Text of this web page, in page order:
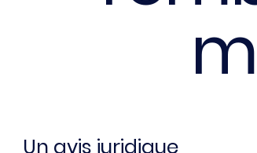
Un avis juridique